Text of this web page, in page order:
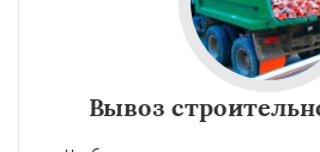
Вывоз